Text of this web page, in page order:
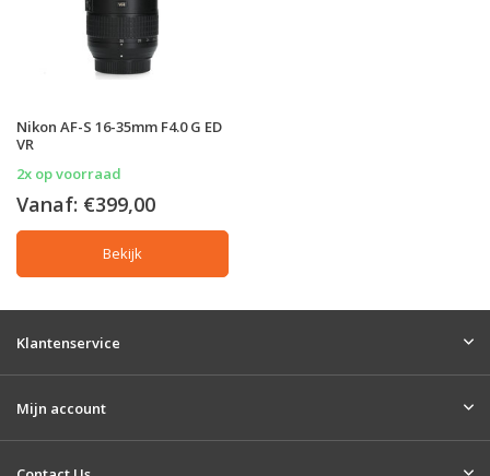
Nikon AF-S 16-35mm F4.0 G ED
VR
2x op voorraad
Vanaf: €399,00
Bekijk
Klantenservice
Mijn account